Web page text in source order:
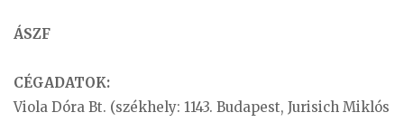
ÁSZF
CÉGADATOK:
Viola Dóra Bt. (székhely: 1143. Budapest, Jurisich Miklós